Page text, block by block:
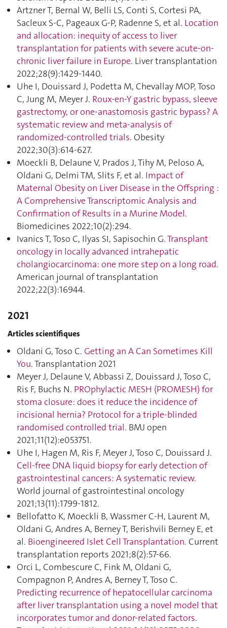
Artzner T, Bernal W, Belli LS, Conti S, Cortesi PA,
Sacleux S-C, Pageaux G-P, Radenne S, et al. Location
and allocation: inequity of access to liver
transplantation for patients with severe acute-on-
chronic liver failure in Europe. Liver transplantation
2022;28(9):1429‑1440.
Uhe I, Douissard J, Podetta M, Chevallay MOP, Toso
C, Jung M, Meyer J. Roux-en-Y gastric bypass, sleeve
gastrectomy, or one-anastomosis gastric bypass? A
systematic review and meta-analysis of
randomized-controlled trials. Obesity
2022;30(3):614‑627.
Moeckli B, Delaune V, Prados J, Tihy M, Peloso A,
Oldani G, Delmi TM, Slits F, et al. Impact of
Maternal Obesity on Liver Disease in the Offspring :
A Comprehensive Transcriptomic Analysis and
Confirmation of Results in a Murine Model.
Biomedicines 2022;10(2):294.
Ivanics T, Toso C, Ilyas SI, Sapisochin G.Transplant
oncology in locally advanced intrahepatic
cholangiocarcinoma: one more step on a long road.
American journal of transplantation
2022;22(3):16944.
2021
Articles scientifiques
Oldani G, Toso C. Getting an A Can Sometimes Kill
You. Transplantation 2021
Meyer J, Delaune V, Abbassi Z, Douissard J, Toso C,
Ris F, Buchs N. PROphylactic MESH (PROMESH) for
stoma closure: does it reduce the incidence of
incisional hernia? Protocol for a triple-blinded
randomised controlled trial. BMJ open
2021;11(12):e053751.
Uhe I, Hagen M, Ris F, Meyer J, Toso C, Douissard J.
Cell-free DNA liquid biopsy for early detection of
gastrointestinal cancers: A systematic review.
World journal of gastrointestinal oncology
2021;13(11):1799‑1812.
Bellofatto K, Moeckli B, Wassmer C-H, Laurent M,
Oldani G, Andres A, Berney T, Berishvili Berney E, et
al. Bioengineered Islet Cell Transplantation. Current
transplantation reports 2021;8(2):57‑66.
Orci L, Combescure C, Fink M, Oldani G,
Compagnon P, Andres A, Berney T, Toso C.
Predicting recurrence of hepatocellular carcinoma
after liver transplantation using a novel model that
incorporates tumor and donor-related factors.